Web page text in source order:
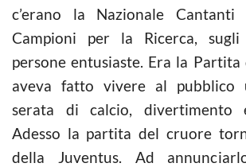
c’erano la Nazionale
Campioni per la Ricerca,
persone entusiaste. Era la Partita
aveva fatto vivere al pubblico
serata dicalcio, divertimento
Adesso la partita del cruore
della Juventus. Ad